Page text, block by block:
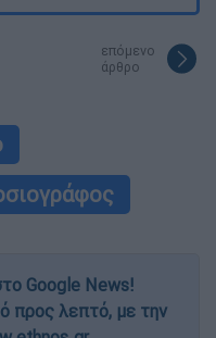
επόμενο
άρθρο
Google News!
προς λεπτό, με την